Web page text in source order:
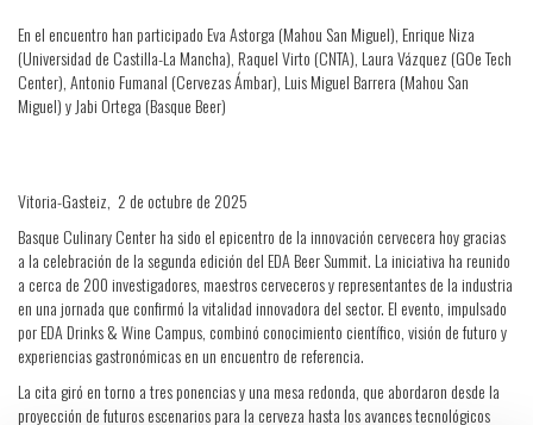
En el encuentro han participado Eva Astorga (Mahou San Miguel), Enrique Niza
(Universidad de Castilla-La Mancha), Raquel Virto (CNTA), Laura Vázquez (GOe Tech
Center), Antonio Fumanal (Cervezas Ámbar), Luis Miguel Barrera (Mahou San
Miguel) y Jabi Ortega (Basque Beer)
Vitoria-Gasteiz, 2 de octubre de 2025
Basque Culinary Center ha sido el epicentro de la innovación cervecera hoy gracias
a la celebración de la segunda edición del EDA Beer Summit. La iniciativa ha reunido
a cerca de 200 investigadores, maestros cerveceros y representantes de la industria
en una jornada que confirmó la vitalidad innovadora del sector. El evento, impulsado
por EDA Drinks & Wine Campus, combinó conocimiento científico, visión de futuro y
experiencias gastronómicas en un encuentro de referencia.
La cita giró en torno a tres ponencias y una mesa redonda, que abordaron desde la
proyección de futuros escenarios para la cerveza hasta los avances tecnológicos